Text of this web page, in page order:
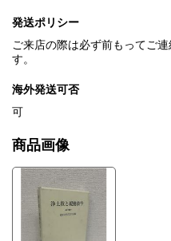
発送ポリシー
ご来店の際は必ず前もってご
す。
海外発送可否
可
商品画像